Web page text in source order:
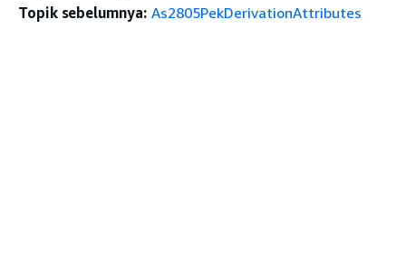
Topik sebelumnya: As2805PekDerivationAttributes